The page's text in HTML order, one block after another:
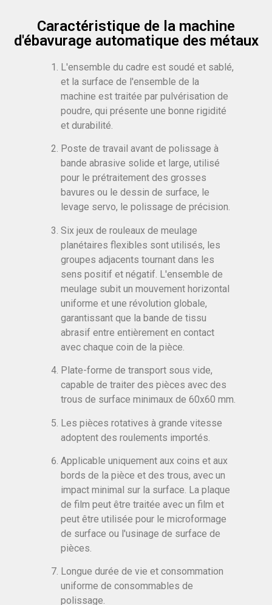
Caractéristique de la machine
d'ébavurage automatique des métaux
L'ensemble du cadre est soudé et sablé,
et la surface de l'ensemble de la
machine est traitée par pulvérisation de
poudre, qui présente une bonne rigidité
et durabilité.
Poste de travail avant de polissage à
bande abrasive solide et large, utilisé
pour le prétraitement des grosses
bavures ou le dessin de surface, le
levage servo, le polissage de précision.
Six jeux de rouleaux de meulage
planétaires flexibles sont utilisés, les
groupes adjacents tournant dans les
sens positif et négatif. L'ensemble de
meulage subit un mouvement horizontal
uniforme et une révolution globale,
garantissant que la bande de tissu
abrasif entre entièrement en contact
avec chaque coin de la pièce.
Plate-forme de transport sous vide,
capable de traiter des pièces avec des
trous de surface minimaux de 60x60 mm.
Les pièces rotatives à grande vitesse
adoptent des roulements importés.
Applicable uniquement aux coins et aux
bords de la pièce et des trous, avec un
impact minimal sur la surface. La plaque
de film peut être traitée avec un film et
peut être utilisée pour le microformage
de surface ou l'usinage de surface de
pièces.
Longue durée de vie et consommation
uniforme de consommables de
polissage.